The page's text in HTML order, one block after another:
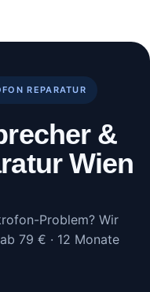
REPARATUR
&
Wien
Problem? Wir
79 € · 12 Monate